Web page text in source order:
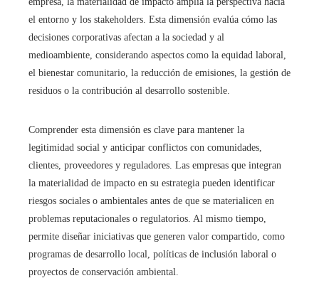
el entorno y los stakeholders. Esta dimensión evalúa cómo las
decisiones corporativas afectan a la sociedad y al
medioambiente, considerando aspectos como la equidad laboral,
el bienestar comunitario, la reducción de emisiones, la gestión de
residuos o la contribución al desarrollo sostenible.
Comprender esta dimensión es clave para mantener la
legitimidad social y anticipar conflictos con comunidades,
clientes, proveedores y reguladores. Las empresas que integran
la materialidad de impacto en su estrategia pueden identificar
riesgos sociales o ambientales antes de que se materialicen en
problemas reputacionales o regulatorios. Al mismo tiempo,
permite diseñar iniciativas que generen valor compartido, como
programas de desarrollo local, políticas de inclusión laboral o
proyectos de conservación ambiental.